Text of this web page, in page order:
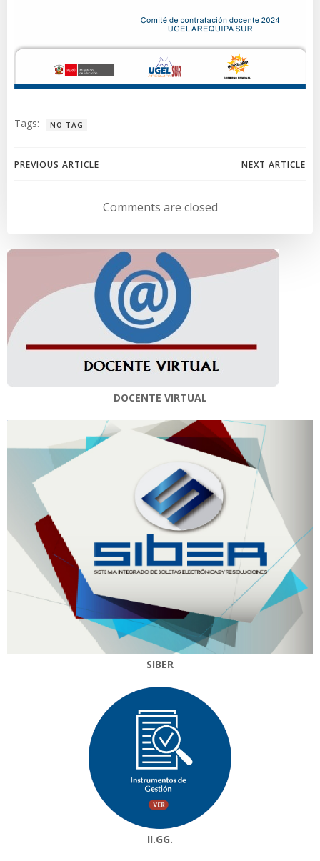
Tags: NO TAG
Navegación
entradas
PREVIOUS ARTICLE
Navegación
de
entradas
NEXT ARTICLE
Comments are closed
DOCENTE VIRTUAL
SIBER
II.GG.